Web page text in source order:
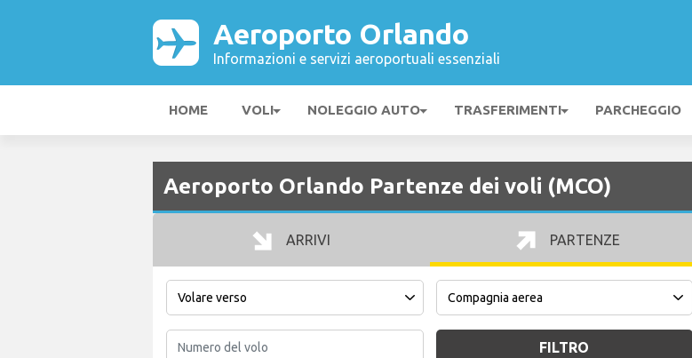
Aeroporto Orlando
Informazioni e servizi aeroportuali essenziali
HOME VOLI NOLEGGIO AUTO TRASFERIMENTI PARCHEGGIO
Aeroporto Orlando Partenze dei voli (MCO)
ARRIVI PARTENZE
FILTRO